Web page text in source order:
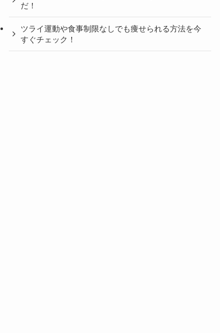
だ！
ツライ運動や食事制限なしでも痩せられる方法を今
すぐチェック！